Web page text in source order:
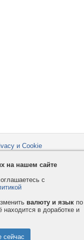
и Cookie
на нашем сайте
с
валюту и язык по
в доработке и